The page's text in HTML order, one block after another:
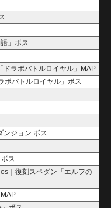
」ボス
ドラポバトルロイヤル」MAP
ポバトルロイヤル」ボス
ンジョン ボス
ス
｜復刻スペダン「エルフの